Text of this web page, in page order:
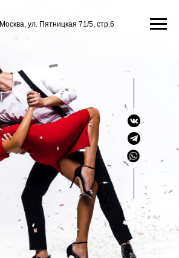
Москва, ул. Пятницкая 71/5, стр.6